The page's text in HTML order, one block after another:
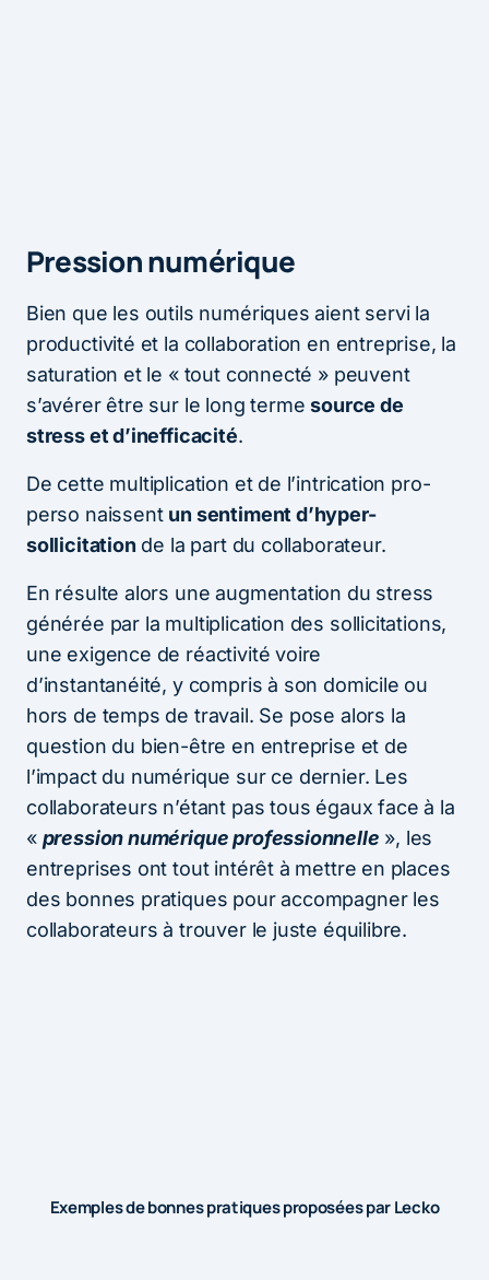
Pression numérique
Bien que les outils numériques aient servi la
productivité et la collaboration en entreprise, la
saturation et le « tout connecté » peuvent
s’avérer être sur le long termesource de
stress et d’inefficacité.
De cette multiplication et de l’intrication pro-
perso naissent un sentiment d’hyper-
sollicitation de la part du collaborateur.
En résulte alors une augmentation du stress
générée par la multiplication des sollicitations,
une exigence de réactivité voire
d’instantanéité, y compris à son domicile ou
hors de temps de travail. Se pose alors la
question du bien-être en entreprise et de
l’impact du numérique sur ce dernier. Les
collaborateurs n’étant pas tous égaux face à la
« pression numérique professionnelle », les
entreprises ont tout intérêt à mettre en places
des bonnes pratiques pour accompagner les
collaborateurs à trouver le juste équilibre.
Exemples de bonnes pratiques proposées par Lecko